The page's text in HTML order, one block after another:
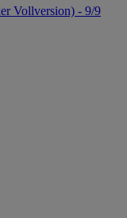
Vollversion) - 9/9